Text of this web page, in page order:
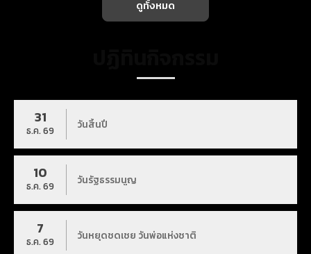
ดูทั้งหมด
31
ธ.ค. 69 วันสิ้นปี
10
ธ.ค. 69 วันรัฐธรรมนูญ
7
ธ.ค. 69 วันหยุดชดเชย วันพ่อแห่งชาติ